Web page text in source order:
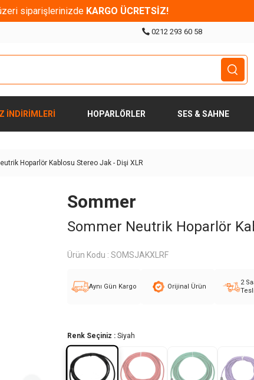
siparişlerinizde KARGO ÜCRETSİZ!
0212 293 60 58
İNDİRİMLERİ HOPARLÖRLER SES & SAHNE
Hoparlör Kablosu Stereo Jak - Dişi XLR
Sommer
Sommer Neutrik Hoparlör
Ürün Kodu : SOMSJAKXLRF
Aynı Gün Kargo Orijinal Ürün
2
Renk Seçiniz : Siyah